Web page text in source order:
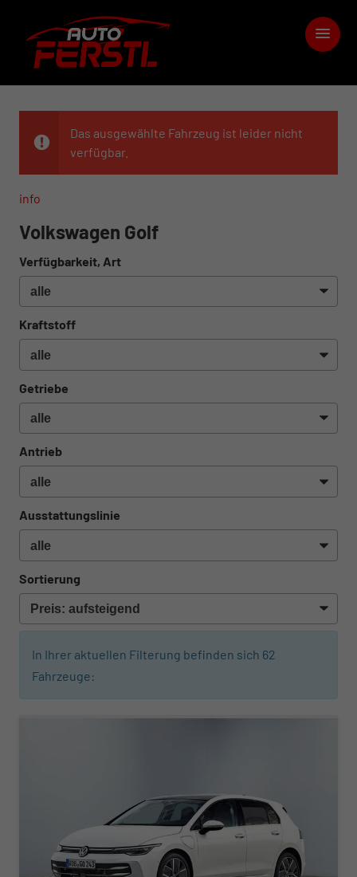
Das ausgewählte Fahrzeug ist leider nicht
verfügbar.
info
Volkswagen Golf
Verfügbarkeit, Art
Kraftstoff
Getriebe
Antrieb
Ausstattungslinie
Sortierung
In Ihrer aktuellen Filterung befinden sich 62
Fahrzeuge: